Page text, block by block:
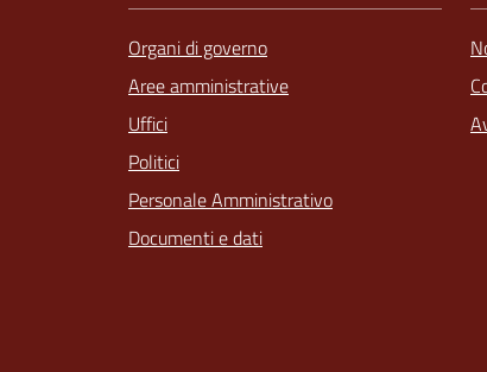
Organi di governo
Aree amministrative
Uffici
Politici
Personale Amministrativo
Documenti e dati